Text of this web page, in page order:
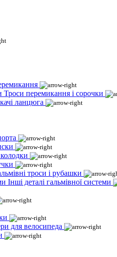
Троси перемикання і сорочки
ланцюга
троси і рубашки
Інші деталі гальмівної системи
для велосипеда